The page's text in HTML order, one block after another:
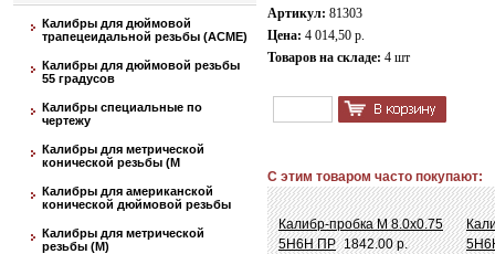
Калибры для дюймовой
трапецеидальной резьбы (АСМЕ)
Калибры для дюймовой резьбы
55 градусов
Калибры специальные по
чертежу
Калибры для метрической
конической резьбы (М
Калибры для американской
конической дюймовой резьбы
Калибры для метрической
резьбы (М)
Артикул: 81303
Цена: 4 014,50 р.
Товаров на складе: 4 шт
С этим товаром часто покупают:
Калибр-пробка М 8.0х0.75
5Н6Н ПР 1842.00 р.